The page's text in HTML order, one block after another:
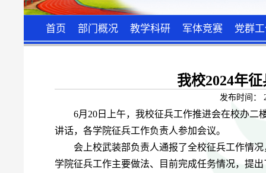
首页 部门概况 教学科研 军体竞赛 党群
我校2024年
发布时间：
6月20日上午，我校征兵工作推进会在校办二
讲话，各学院征兵工作负责人参加会议。
会上校武装部负责人通报了全校征兵工作情
学院征兵工作主要做法、目前完成任务情况，提